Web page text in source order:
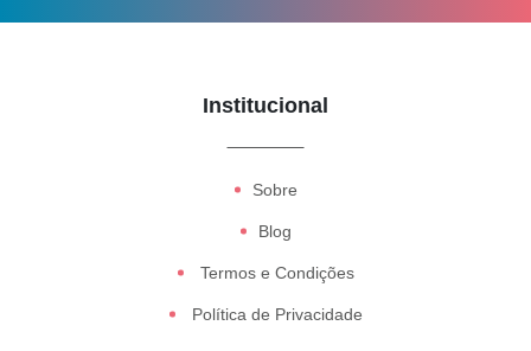
Institucional
Sobre
Blog
Termos e Condições
Política de Privacidade